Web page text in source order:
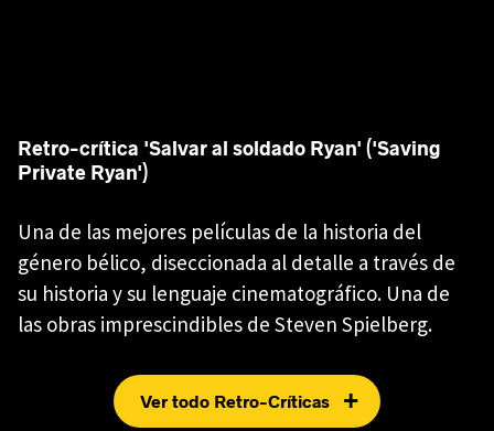
Retro-crítica 'Salvar al soldado Ryan' ('Saving
Private Ryan')
Una de las mejores películas de la historia del
género bélico, diseccionada al detalle a través de
su historia y su lenguaje cinematográfico. Una de
las obras imprescindibles de Steven Spielberg.
Ver todo Retro-Críticas +